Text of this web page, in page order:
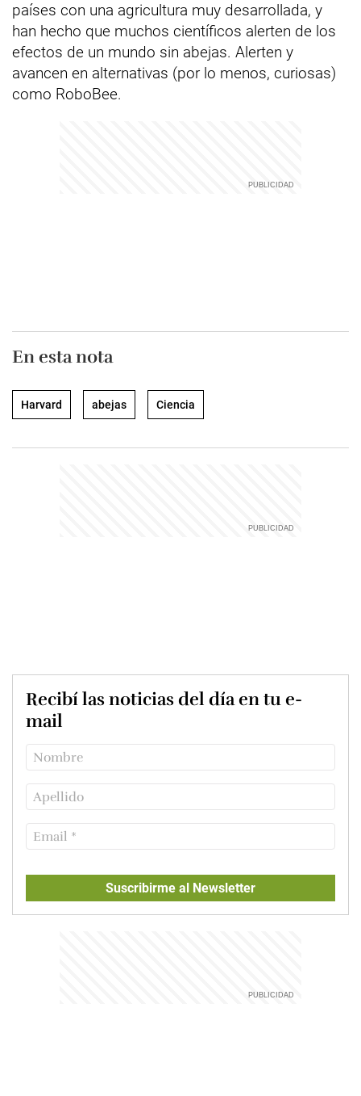
países con una agricultura muy desarrollada, y
han hecho que muchos científicos alerten de los
efectos de un mundo sin abejas. Alerten y
avancen en alternativas (por lo menos, curiosas)
como RoboBee.
En esta nota
Harvard abejas Ciencia
Recibí las noticias del día en tu e-
mail
Suscribirme al Newsletter